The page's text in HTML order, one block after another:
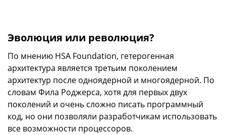
Эволюция или революция?
По мнению HSA Foundation, гетерогенная
архитектура является третьим поколением
архитектур после одноядерной и многоядерной. По
словам Фила Роджерса, хотя для первых двух
поколений и очень сложно писать программный
код, но они позволяли разработчикам использовать
все возможности процессоров.